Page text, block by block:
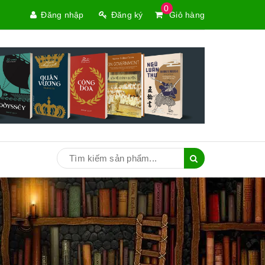
0
Giỏ hàng
Đăng nhập Đăng ký